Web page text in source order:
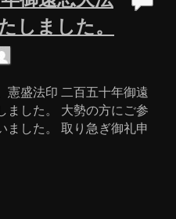
しました。
憲盛法印 二百五十年御遠
ました。 大勢の方にご参
ました。 取り急ぎ御礼申